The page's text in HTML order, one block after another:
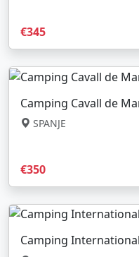
€345
Camping Cavall de
SPANJE
€350
Camping